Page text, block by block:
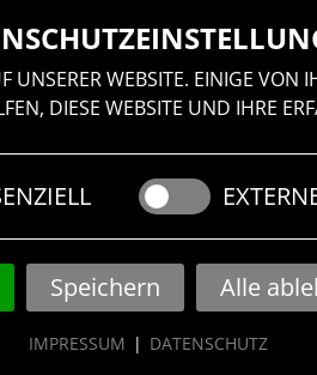
ÜBER UNS /
UNSERER WEBSITE. EINIGE VON
DIESE WEBSITE UND IHRE
Speichern Alle
IMPRESSUM | DATENSCHUTZ